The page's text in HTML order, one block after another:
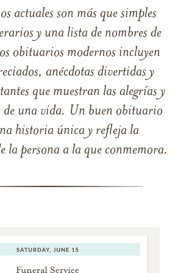
actuales son más que simples
y una lista de nombres de
obituarios modernos incluyen
anécdotas divertidas y
que muestran las alegrías y
de una vida. Un buen obituario
historia única y refleja la
la persona a la que conmemora.